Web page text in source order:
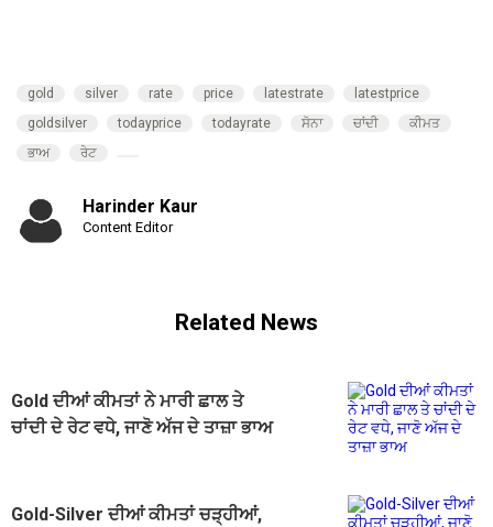
gold silver rate price latestrate
latestprice
goldsilver
todayprice todayrate ਸੋਨਾ ਚਾਂਦੀ
ਕੀਮਤ
ਭਾਅ
ਰੇਟ
Harinder Kaur
Content Editor
Related News
Gold ਦੀਆਂ ਕੀਮਤਾਂ ਨੇ ਮਾਰੀ ਛਾਲ ਤੇ
ਚਾਂਦੀ ਦੇ ਰੇਟ ਵਧੇ, ਜਾਣੋ ਅੱਜ ਦੇ ਤਾਜ਼ਾ ਭਾਅ
Gold-Silver ਦੀਆਂ ਕੀਮਤਾਂ ਚੜ੍ਹੀਆਂ,